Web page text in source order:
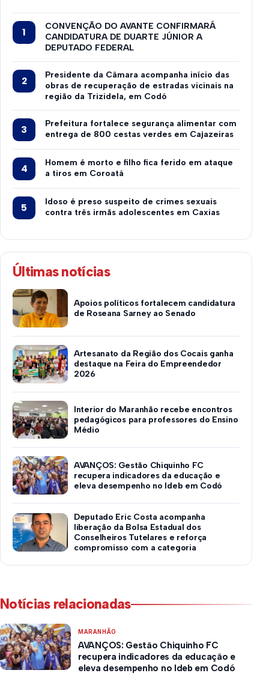
CONVENÇÃO DO AVANTE CONFIRMARÁ
CANDIDATURA DE DUARTE JÚNIOR A
DEPUTADO FEDERAL
Presidente da Câmara acompanha início das
obras de recuperação de estradas vicinais na
região da Trizidela, em Codó
Prefeitura fortalece segurança alimentar com
entrega de 800 cestas verdes em Cajazeiras
Homem é morto e filho fica ferido em ataque
a tiros em Coroatá
Idoso é preso suspeito de crimes sexuais
contra três irmãs adolescentes em Caxias
Últimas notícias
Apoios políticos fortalecem candidatura
de Roseana Sarney ao Senado
Artesanato da Região dos Cocais ganha
destaque na Feira do Empreendedor
2026
Interior do Maranhão recebe encontros
pedagógicos para professores do Ensino
Médio
AVANÇOS: Gestão Chiquinho FC
recupera indicadores da educação e
eleva desempenho no Ideb em Codó
Deputado Eric Costa acompanha
liberação da Bolsa Estadual dos
Conselheiros Tutelares e reforça
compromisso com a categoria
Notícias relacionadas
MARANHÃO
AVANÇOS: Gestão Chiquinho FC
recupera indicadores da educação e
eleva desempenho no Ideb em Codó